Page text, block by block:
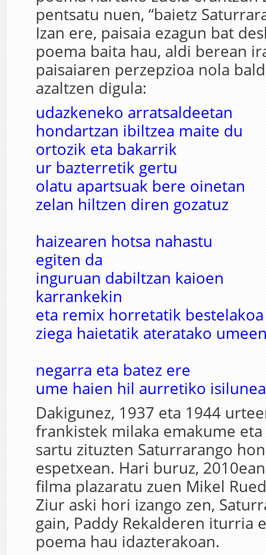
pentsatu nuen, “baietz
Izan ere, paisaia ezagun bat
poema baita hau, aldi berean
paisaiaren perzepzioa nola
azaltzen digula:
udazkeneko arratsaldeetan
hondartzan ibiltzea maite du
ortozik eta bakarrik
ur bazterretik gertu
olatu apartsuak bere oinetan
zelan hiltzen diren gozatuz
haizearen hotsa nahastu
egiten da
inguruan dabiltzan kaioen
karrankekin
eta remix horretatik
ziega haietatik ateratako
negarra eta batez ere
ume haien hil aurretiko isilunea
Dakigunez, 1937 eta 1944
frankistek milaka emakume
sartu zituzten Saturrarango
espetxean. Hari buruz,
filma plazaratu zuen Mikel
Ziur aski hori izango zen,
gain, Paddy Rekalderen iturria
poema hau idazterakoan.